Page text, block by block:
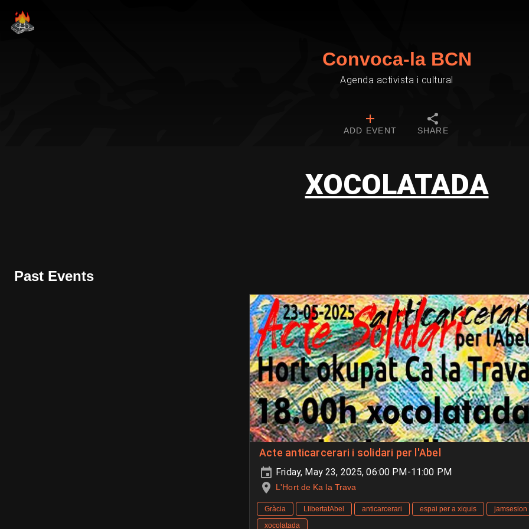
Convoca-la BCN
Agenda activista i cultural
ADD EVENT SHARE
XOCOLATADA
Past Events
Acte anticarcerari i solidari per l'Abel
Friday, May 23, 2025, 06:00 PM-11:00 PM
L'Hort de Ka la Trava
Gràcia LlibertatAbel anticarcerari espai per a xiquis
jamsesion
xocolatada